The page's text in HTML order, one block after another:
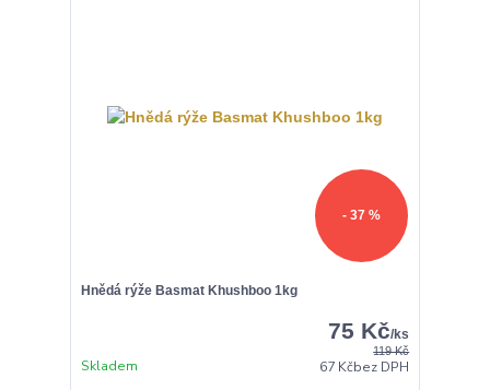
- 37 %
Hnědá rýže Basmat Khushboo 1kg
119 Kč
75 Kč/ks
67 Kčbez DPH
Skladem